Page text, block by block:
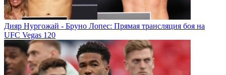
Дияр Нургожай - Бруно Лопес: Прямая трансляция боя на
UFC Vegas 120